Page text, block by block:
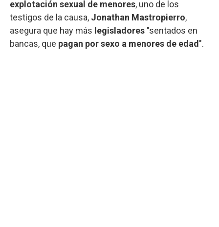
explotación sexual de menores, uno de los
testigos de la causa, Jonathan Mastropierro,
asegura que hay más legisladores "sentados en
bancas, que pagan por sexo a menores de edad ".